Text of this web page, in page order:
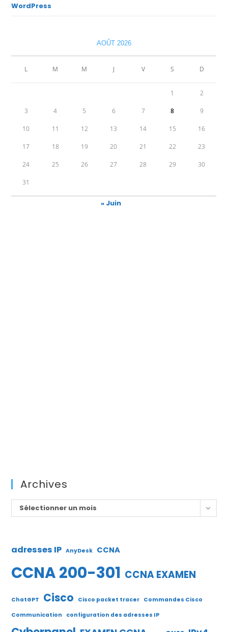
WordPress
AOÛT 2026
L M M J V S D
1 2
3 4 5 6 7 8 9
10 11 12 13 14 15 16
17 18 19 20 21 22 23
24 25 26 27 28 29 30
31
« Juin
Archives
Archives
Sélectionner un mois
adresses IP AnyDesk CCNA
CCNA 200-301 CCNA EXAMEN
ChatGPT Cisco Cisco packet tracer Commandes Cisco
Communication
configuration des adresses IP